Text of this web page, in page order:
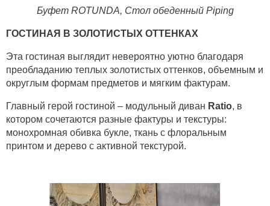
Буфет ROTUNDA, Стол обеденный Piping
ГОСТИНАЯ В ЗОЛОТИСТЫХ ОТТЕНКАХ
Эта гостиная выглядит невероятно уютно благодаря
преобладанию теплых золотистых оттенков, объемным и
округлым формам предметов и мягким фактурам.
Главный герой гостиной – модульный диван Ratio, в
котором сочетаются разные фактуры и текстуры:
монохромная обивка букле, ткань с флоральным
принтом и дерево с активной текстурой.